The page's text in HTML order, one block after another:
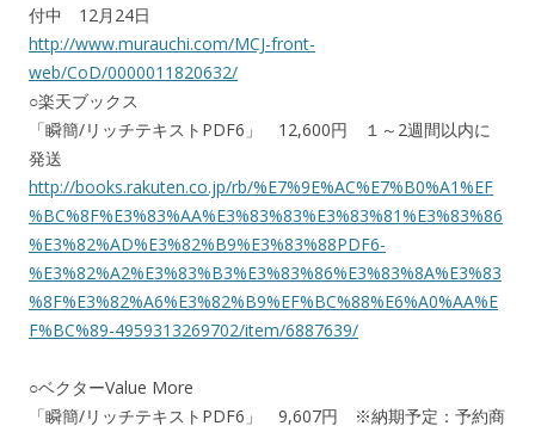
付中 12月24日
http://www.murauchi.com/MCJ-front-
web/CoD/0000011820632/
○楽天ブックス
「瞬簡/リッチテキストPDF6」 12,600円 １～2週間以内に
発送
http://books.rakuten.co.jp/rb/%E7%9E%AC%E7%B0%A1%EF
%BC%8F%E3%83%AA%E3%83%83%E3%83%81%E3%83%86
%E3%82%AD%E3%82%B9%E3%83%88PDF6-
%E3%82%A2%E3%83%B3%E3%83%86%E3%83%8A%E3%83
%8F%E3%82%A6%E3%82%B9%EF%BC%88%E6%A0%AA%E
F%BC%89-4959313269702/item/6887639/
○ベクターValue More
「瞬簡/リッチテキストPDF6」 9,607円 ※納期予定：予約商